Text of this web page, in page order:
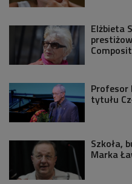
Elżbieta
Profesor
tytułu
Szkoła,
Marka